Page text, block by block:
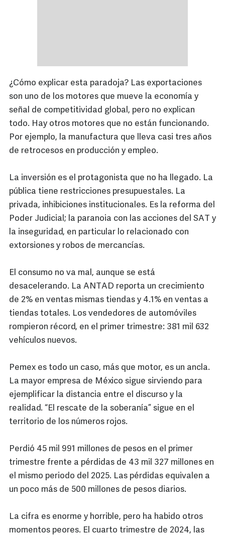
¿Cómo explicar esta paradoja? Las exportaciones
son uno de los motores que mueve la economía y
señal de competitividad global, pero no explican
todo. Hay otros motores que no están funcionando.
Por ejemplo, la manufactura que lleva casi tres años
de retrocesos en producción y empleo.
La inversión es el protagonista que no ha llegado. La
pública tiene restricciones presupuestales. La
privada, inhibiciones institucionales. Es la reforma del
Poder Judicial; la paranoia con las acciones del SAT y
la inseguridad, en particular lo relacionado con
extorsiones y robos de mercancías.
El consumo no va mal, aunque se está
desacelerando. La ANTAD reporta un crecimiento
de 2% en ventas mismas tiendas y 4.1% en ventas a
tiendas totales. Los vendedores de automóviles
rompieron récord, en el primer trimestre: 381 mil 632
vehículos nuevos.
Pemex es todo un caso, más que motor, es un ancla.
La mayor empresa de México sigue sirviendo para
ejemplificar la distancia entre el discurso y la
realidad. “El rescate de la soberanía” sigue en el
territorio de los números rojos.
Perdió 45 mil 991 millones de pesos en el primer
trimestre frente a pérdidas de 43 mil 327 millones en
el mismo periodo del 2025. Las pérdidas equivalen a
un poco más de 500 millones de pesos diarios.
La cifra es enorme y horrible, pero ha habido otros
momentos peores. El cuarto trimestre de 2024, las